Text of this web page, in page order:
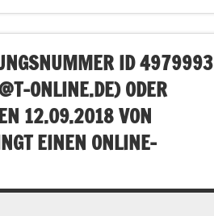
ID 4979993
ONLINE.DE) ODER
12.09.2018 VON
EINEN ONLINE-